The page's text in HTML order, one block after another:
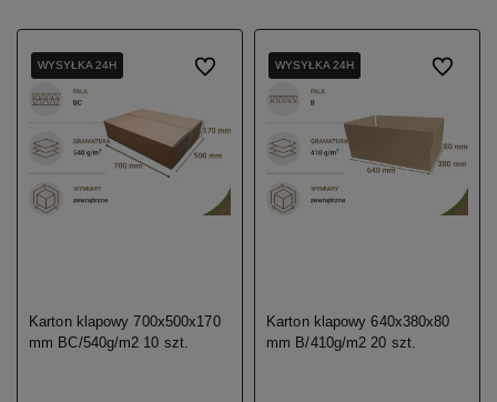
WYSYŁKA 24H
WYSYŁKA 24H
Karton klapowy 700x500x170
mm BC/540g/m2 10 szt.
Do ulubionychWYSYŁKA 24H
WYSYŁKA 24H
WYSYŁKA 24H
Karton klapowy 640x380x80
mm B/410g/m2 20 szt.
Do